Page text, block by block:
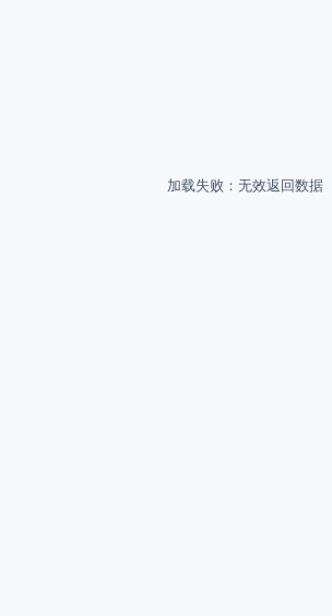
加载失败：无效返回数据